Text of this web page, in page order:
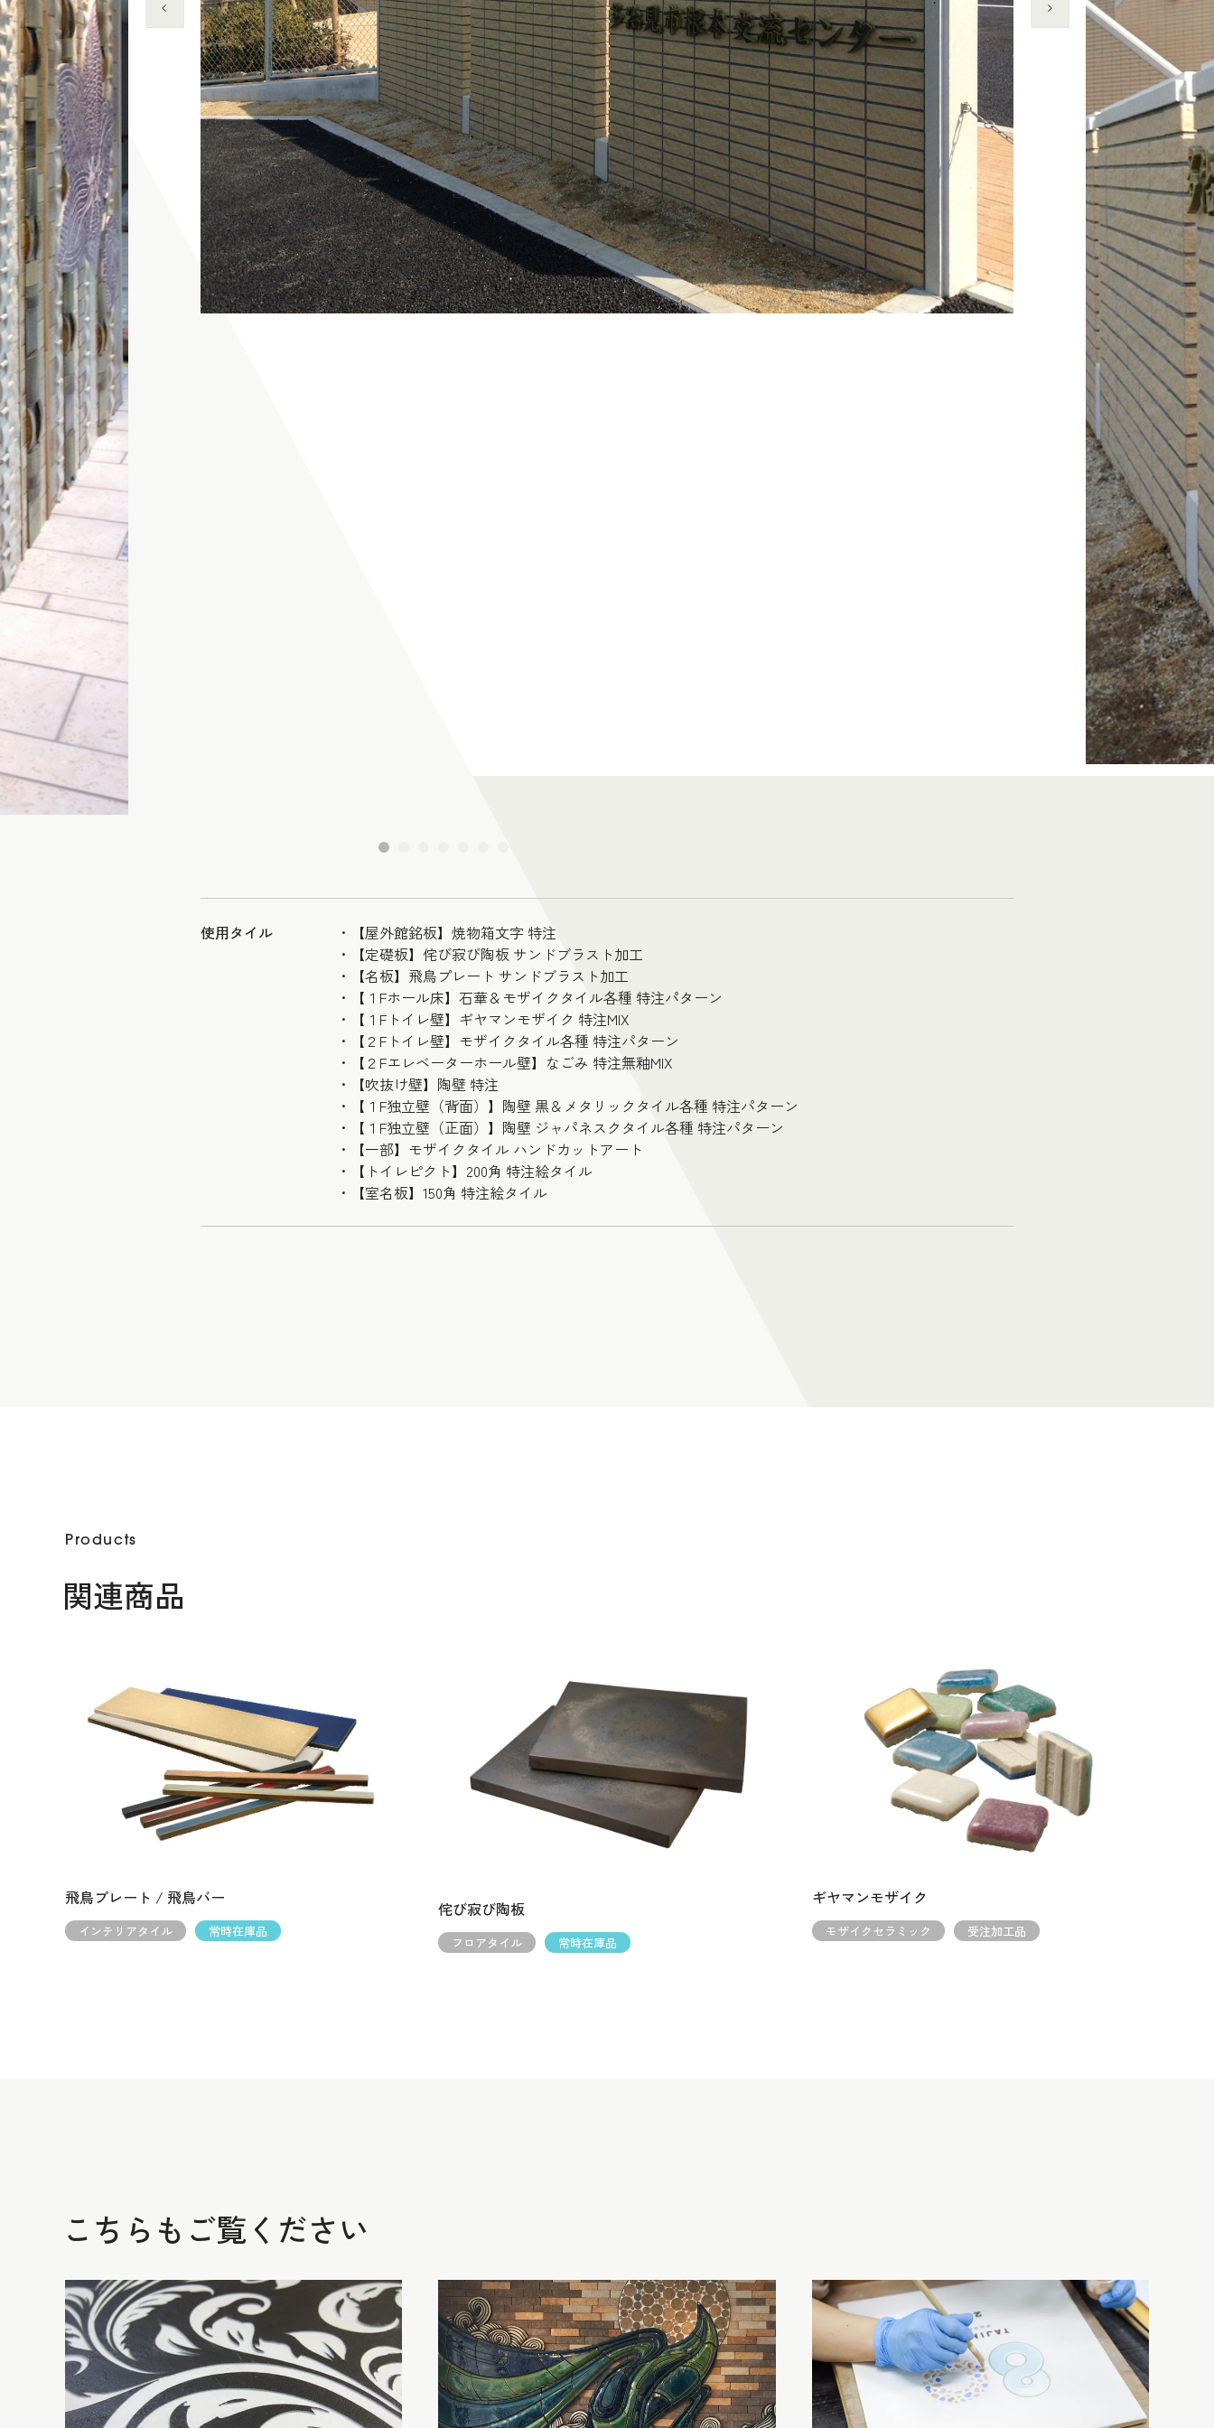
使用タイル
【屋外館銘板】焼物箱文字 特注
【定礎板】侘び寂び陶板 サンドブラスト加工
【名板】飛鳥プレート サンドブラスト加工
【１Fホール床】石華＆モザイクタイル各種 特注パターン
【１Fトイレ壁】ギヤマンモザイク 特注MIX
【２Fトイレ壁】モザイクタイル各種 特注パターン
【２Fエレベーターホール壁】なごみ 特注無釉MIX
【吹抜け壁】陶壁 特注
【１F独立壁（背面）】陶壁 黒＆メタリックタイル各種 特注パターン
【１F独立壁（正面）】陶壁 ジャパネスクタイル各種 特注パターン
【一部】モザイクタイル ハンドカットアート
【トイレピクト】200角 特注絵タイル
【室名板】150角 特注絵タイル
Products
関連商品
飛鳥プレート / 飛鳥バー
インテリアタイル 常時在庫品
侘び寂び陶板
フロアタイル 常時在庫品
ギヤマンモザイク
モザイクセラミック 受注加工品
こちらもご覧ください